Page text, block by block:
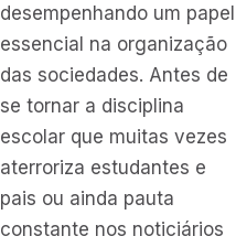
desempenhando um papel
essencial na organização
das sociedades. Antes de
se tornar a disciplina
escolar que muitas vezes
aterroriza estudantes e
pais ou ainda pauta
constante nos noticiários